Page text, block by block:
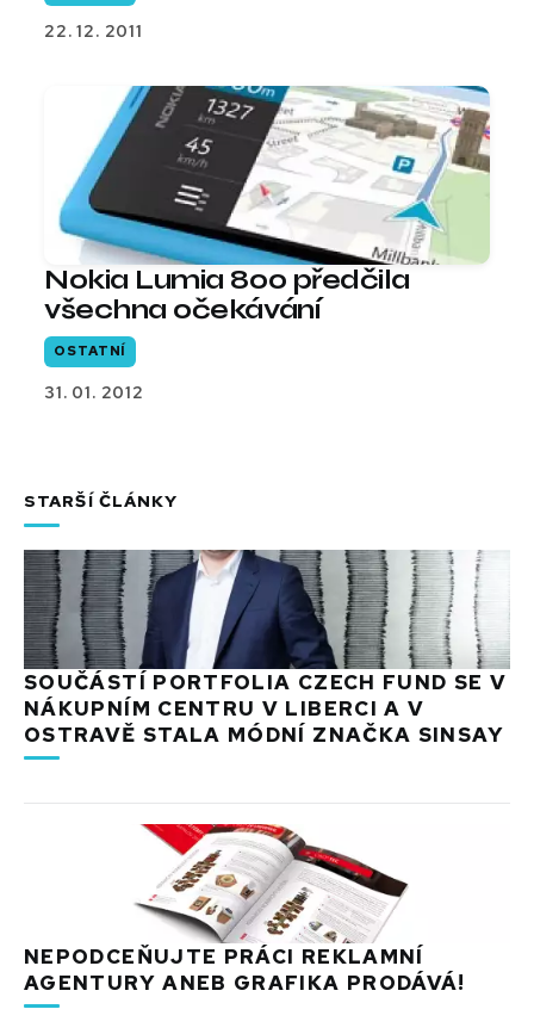
22. 12. 2011
Nokia Lumia 800 předčila
všechna očekávání
OSTATNÍ
31. 01. 2012
STARŠÍ ČLÁNKY
SOUČÁSTÍ PORTFOLIA CZECH FUND SE V
NÁKUPNÍM CENTRU V LIBERCI A V
OSTRAVĚ STALA MÓDNÍ ZNAČKA SINSAY
NEPODCEŇUJTE PRÁCI REKLAMNÍ
AGENTURY ANEB GRAFIKA PRODÁVÁ!